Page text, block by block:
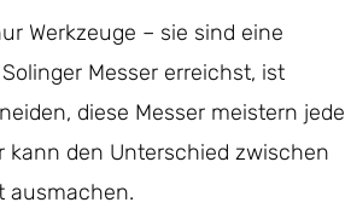
Werkzeuge – sie sind eine
Messer erreichst, ist
diese Messer meistern jede
kann den Unterschied zwischen
ausmachen.